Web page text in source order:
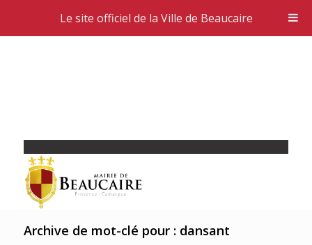
Archive de mot-clé pour : dansant
Le site officiel de la Ville de Beaucaire